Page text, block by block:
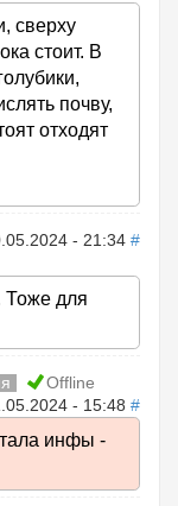
сверху
стоит. В
почву,
отходят
- 21:34 #
Тоже для
Offline
- 15:48 #
инфы -